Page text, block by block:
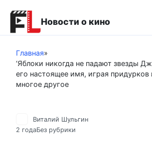
контенту
Новости о кино
Главная»
‘Яблоки никогда не падают звезды
его настоящее имя, играя придурков
многое другое
Виталий Шульгин
2 годаБез рубрики